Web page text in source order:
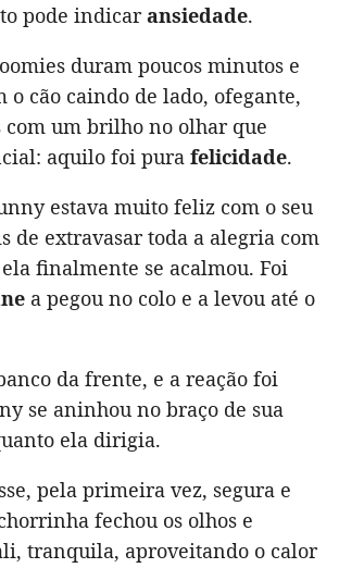
pode indicaransiedade.
duram poucos minutos e
o cão caindo de lado, ofegante,
com um brilho no olhar que
aquilo foi pura felicidade.
estava muito feliz com o seu
de extravasar toda a alegria com
ela finalmente se acalmou. Foi
a pegou no colo e a levou até o
da frente, e a reação foi
se aninhou no braço de sua
ela dirigia.
pela primeira vez, segura e
fechou os olhos e
tranquila, aproveitando o calor